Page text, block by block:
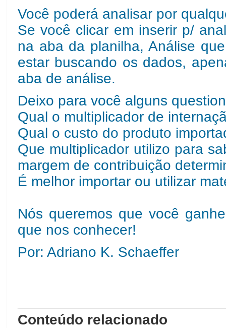
Você poderá analisar por
Se você clicar em inserir p/
na aba da planilha, Análise
estar buscando os dados,
aba de análise.
Deixo para você alguns
Qual o multiplicador de
Qual o custo do produto
Que multiplicador utilizo para
margem de contribuição
É melhor importar ou utilizar
Nós queremos que você
que nos conhecer!
Por: Adriano K. Schaeffer
Conteúdo relacionado